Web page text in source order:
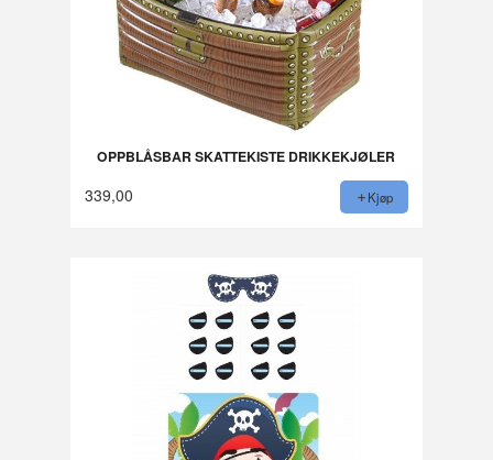
OPPBLÅSBAR SKATTEKISTE DRIKKEKJØLER
339,00 Kjøp